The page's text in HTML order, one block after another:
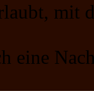
mit
eine